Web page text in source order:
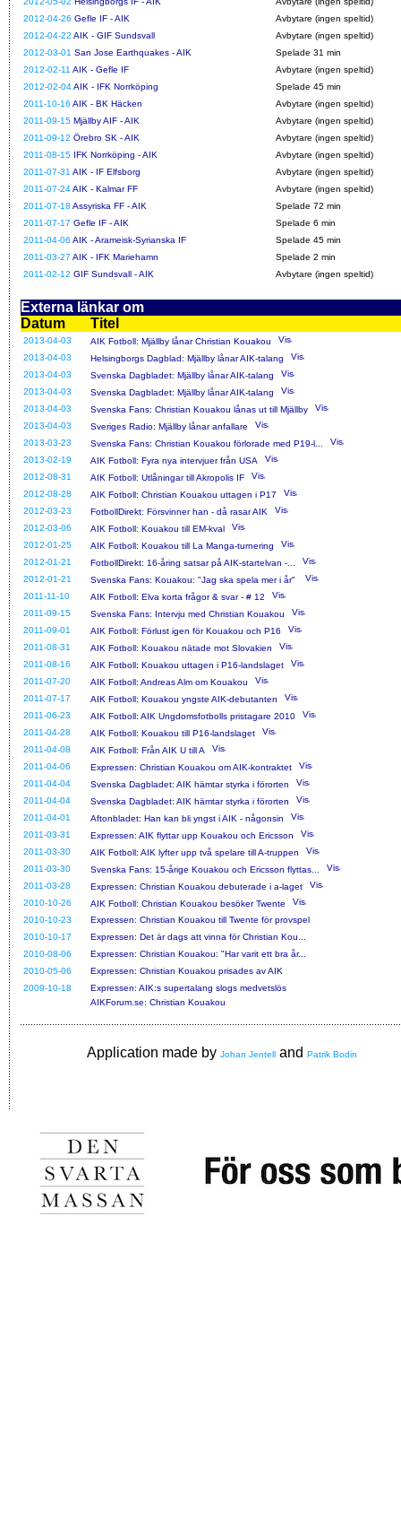
2012-04-26 Gefle IF - AIK
Avbytare (ingen speltid)
2012-04-22 AIK - GIF Sundsvall
Avbytare (ingen speltid)
2012-03-01 San Jose Earthquakes - AIK
Spelade 31 min
2012-02-11 AIK - Gefle IF
Avbytare (ingen speltid)
2012-02-04AIK - IFK Norrköping
Spelade 45 min
2011-10-16 AIK - BK Häcken
Avbytare (ingen speltid)
2011-09-15 Mjällby AIF - AIK
Avbytare (ingen speltid)
2011-09-12 Örebro SK - AIK
Avbytare (ingen speltid)
2011-08-15 IFK Norrköping - AIK
Avbytare (ingen speltid)
2011-07-31 AIK - IF Elfsborg
Avbytare (ingen speltid)
2011-07-24AIK - Kalmar FF
Avbytare (ingen speltid)
2011-07-18 Assyriska FF - AIK
Spelade 72 min
2011-07-17 Gefle IF - AIK
Spelade 6 min
2011-04-06 AIK - Arameisk-Syrianska IF
Spelade 45 min
2011-03-27 AIK - IFK Mariehamn
Spelade 2 min
2011-02-12 GIF Sundsvall - AIK Avbytare (ingen speltid)
Externa länkar om
Datum
Titel
2013-04-03
AIK Fotboll: Mjällby lånar Christian Kouakou
2013-04-03
Helsingborgs Dagblad: Mjällby lånar AIK-talang
2013-04-03
Svenska Dagbladet: Mjällby lånar AIK-talang
2013-04-03
Svenska Dagbladet: Mjällby lånar AIK-talang
2013-04-03
Svenska Fans: Christian Kouakou lånas ut till Mjällby
2013-04-03
Sveriges Radio: Mjällby lånar anfallare
2013-03-23
Svenska Fans: Christian Kouakou förlorade med P19-l...
2013-02-19
AIK Fotboll: Fyra nya intervjuer från USA
2012-08-31
AIK Fotboll: Utlåningar till Akropolis IF
2012-08-28
AIK Fotboll: Christian Kouakou uttagen i P17
2012-03-23
FotbollDirekt: Försvinner han - då rasar AIK
2012-03-06
AIK Fotboll: Kouakou till EM-kval
2012-01-25
AIK Fotboll: Kouakou till La Manga-turnering
2012-01-21
FotbollDirekt: 16-åring satsar på AIK-startelvan -...
2012-01-21
Svenska Fans: Kouakou: "Jag ska spela mer i år"
2011-11-10
AIK Fotboll: Elva korta frågor & svar - # 12
2011-09-15
Svenska Fans: Intervju med Christian Kouakou
2011-09-01
AIK Fotboll: Förlust igen för Kouakou och P16
2011-08-31
AIK Fotboll: Kouakou nätade mot Slovakien
2011-08-16
AIK Fotboll: Kouakou uttagen i P16-landslaget
2011-07-20
AIK Fotboll: Andreas Alm om Kouakou
2011-07-17
AIK Fotboll: Kouakou yngste AIK-debutanten
2011-06-23
AIK Fotboll: AIK Ungdomsfotbolls pristagare 2010
2011-04-28
AIK Fotboll: Kouakou till P16-landslaget
2011-04-08
AIK Fotboll: Från AIK U till A
2011-04-06
Expressen: Christian Kouakou om AIK-kontraktet
2011-04-04
Svenska Dagbladet: AIK hämtar styrka i förorten
2011-04-04
Svenska Dagbladet: AIK hämtar styrka i förorten
2011-04-01
Aftonbladet: Han kan bli yngst i AIK - någonsin
2011-03-31
Expressen: AIK flyttar upp Kouakou och Ericsson
2011-03-30
AIK Fotboll: AIK lyfter upp två spelare till A-truppen
2011-03-30
Svenska Fans: 15-årige Kouakou och Ericsson flyttas...
2011-03-28
Expressen: Christian Kouakou debuterade i a-laget
2010-10-26
AIK Fotboll: Christian Kouakou besöker Twente
2010-10-23
Expressen: Christian Kouakou till Twente för provspel
2010-10-17
Expressen: Det är dags att vinna för Christian Kou...
2010-08-06
Expressen: Christian Kouakou: "Har varit ett bra år...
2010-05-06
Expressen: Christian Kouakou prisades av AIK
2009-10-18
Expressen: AIK:s supertalang slogs medvetslös
AIKForum.se: Christian Kouakou
Application made by Johan Jentell and Patrik Bodin